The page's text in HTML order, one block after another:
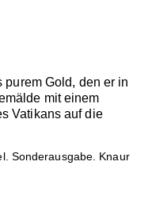
Gold, den er in
mit einem
Vatikans auf die
Sonderausgabe. Knaur